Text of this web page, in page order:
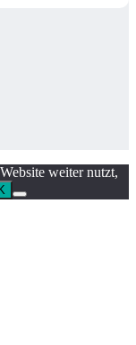
weiter nutzt,